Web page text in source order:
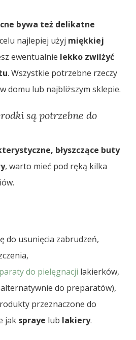
bywa też delikatne
najlepiej użyj miękkiej
ewentualnie lekko zwilżyć
. Wszystkie potrzebne rzeczy
domu lub najbliższym sklepie.
są potrzebne do
błyszczące buty
, warto mieć pod ręką kilka
do usunięcia zabrudzeń,
do pielęgnacji lakierków,
do preparatów),
przeznaczone do
jak spraye lub lakiery.